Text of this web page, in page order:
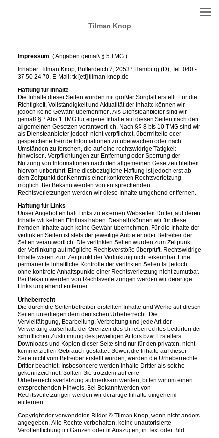
Tilman Knop
Impressum ( Angaben gemäß § 5 TMG )
Inhaber: Tilman Knop, Bullerdeich 7, 20537 Hamburg (D), Tel: 040 -
37 50 24 70, E-Mail: tk [ett] tilman-knop.de
Haftung für Inhalte
Die Inhalte dieser Seiten wurden mit größter Sorgfalt erstellt. Für die
Richtigkeit, Vollständigkeit und Aktualität der Inhalte können wir
jedoch keine Gewähr übernehmen. Als Diensteanbieter sind wir
gemäß § 7 Abs.1 TMG für eigene Inhalte auf diesen Seiten nach den
allgemeinen Gesetzen verantwortlich. Nach §§ 8 bis 10 TMG sind wir
als Diensteanbieter jedoch nicht verpflichtet, übermittelte oder
gespeicherte fremde Informationen zu überwachen oder nach
Umständen zu forschen, die auf eine rechtswidrige Tätigkeit
hinweisen. Verpflichtungen zur Entfernung oder Sperrung der
Nutzung von Informationen nach den allgemeinen Gesetzen bleiben
hiervon unberührt. Eine diesbezügliche Haftung ist jedoch erst ab
dem Zeitpunkt der Kenntnis einer konkreten Rechtsverletzung
möglich. Bei Bekanntwerden von entsprechenden
Rechtsverletzungen werden wir diese Inhalte umgehend entfernen.
Haftung für Links
Unser Angebot enthält Links zu externen Webseiten Dritter, auf deren
Inhalte wir keinen Einfluss haben. Deshalb können wir für diese
fremden Inhalte auch keine Gewähr übernehmen. Für die Inhalte der
verlinkten Seiten ist stets der jeweilige Anbieter oder Betreiber der
Seiten verantwortlich. Die verlinkten Seiten wurden zum Zeitpunkt
der Verlinkung auf mögliche Rechtsverstöße überprüft. Rechtswidrige
Inhalte waren zum Zeitpunkt der Verlinkung nicht erkennbar. Eine
permanente inhaltliche Kontrolle der verlinkten Seiten ist jedoch
ohne konkrete Anhaltspunkte einer Rechtsverletzung nicht zumutbar.
Bei Bekanntwerden von Rechtsverletzungen werden wir derartige
Links umgehend entfernen.
Urheberrecht
Die durch die Seitenbetreiber erstellten Inhalte und Werke auf diesen
Seiten unterliegen dem deutschen Urheberrecht. Die
Vervielfältigung, Bearbeitung, Verbreitung und jede Art der
Verwertung außerhalb der Grenzen des Urheberrechtes bedürfen der
schriftlichen Zustimmung des jeweiligen Autors bzw. Erstellers.
Downloads und Kopien dieser Seite sind nur für den privaten, nicht
kommerziellen Gebrauch gestattet. Soweit die Inhalte auf dieser
Seite nicht vom Betreiber erstellt wurden, werden die Urheberrechte
Dritter beachtet. Insbesondere werden Inhalte Dritter als solche
gekennzeichnet. Sollten Sie trotzdem auf eine
Urheberrechtsverletzung aufmerksam werden, bitten wir um einen
entsprechenden Hinweis. Bei Bekanntwerden von
Rechtsverletzungen werden wir derartige Inhalte umgehend
entfernen.
Copyright der verwendeten Bilder © Tilman Knop, wenn nicht anders
angegeben. Alle Rechte vorbehalten, keine unautorisierte
Veröffentlichung im Ganzen oder in Auszügen, in Text oder Bild.